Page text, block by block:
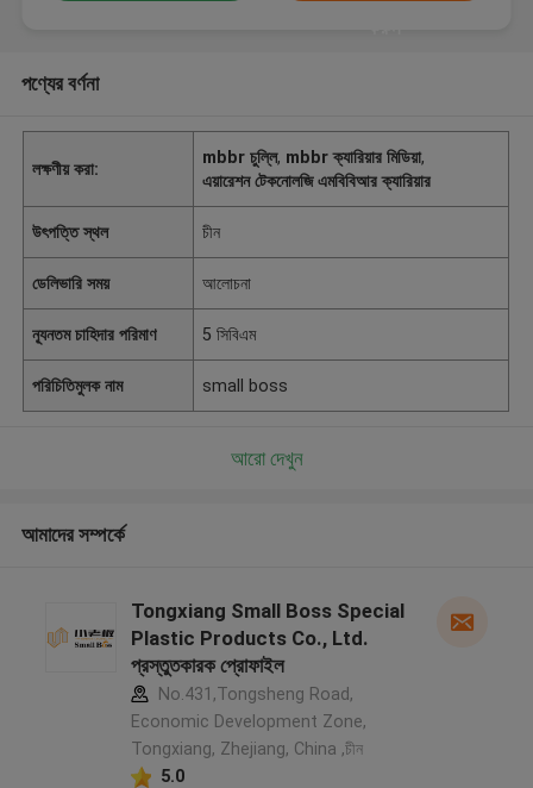
পণ্যের বর্ণনা
লক্ষণীয় করা:
mbbr চুল্লি, mbbr ক্যারিয়ার মিডিয়া,
এয়ারেশন টেকনোলজি এমবিবিআর ক্যারিয়ার
উৎপত্তি স্থল চীন
ডেলিভারি সময় আলোচনা
ন্যূনতম চাহিদার পরিমাণ 5 সিবিএম
পরিচিতিমুলক নাম small boss
আরো দেখুন
আমাদের সম্পর্কে
Tongxiang Small Boss Special
Plastic Products Co., Ltd.
প্রস্তুতকারক প্রোফাইল
No.431,Tongsheng Road,
Economic Development Zone,
Tongxiang, Zhejiang, China ,চীন
5.0